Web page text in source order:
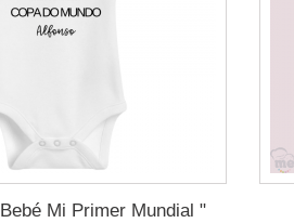
Mi Primer Mundial "